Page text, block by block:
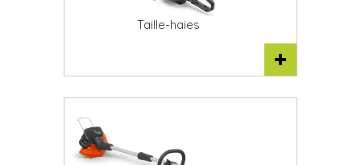
Taille-haies